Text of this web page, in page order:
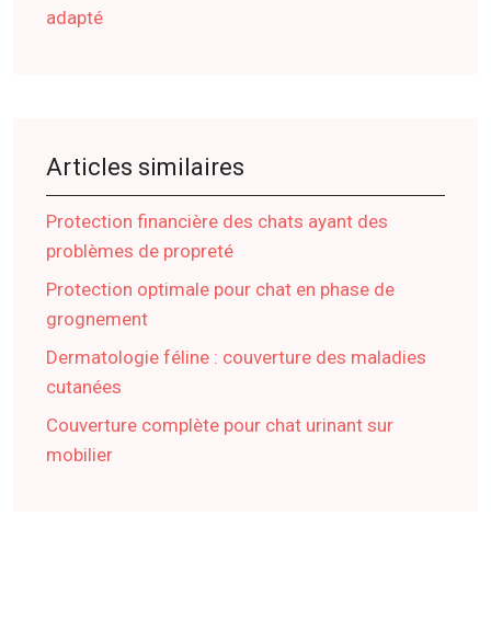
adapté
Articles similaires
Protection financière des chats ayant des
problèmes de propreté
Protection optimale pour chat en phase de
grognement
Dermatologie féline : couverture des maladies
cutanées
Couverture complète pour chat urinant sur
mobilier